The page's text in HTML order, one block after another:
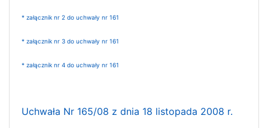
* załącznik nr 2 do uchwały nr 161
* załącznik nr 3 do uchwały nr 161
* załącznik nr 4 do uchwały nr 161
Uchwała Nr 165/08 z dnia 18 listopada 2008 r.